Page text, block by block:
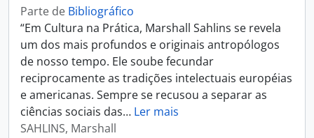
Parte de Bibliográfico
“Em Cultura na Prática, Marshall Sahlins se revela
um dos mais profundos e originais antropólogos
de nosso tempo. Ele soube fecundar
reciprocamente as tradições intelectuais européias
e americanas. Sempre se recusou a separar as
ciências sociais das… Ler mais
SAHLINS, Marshall